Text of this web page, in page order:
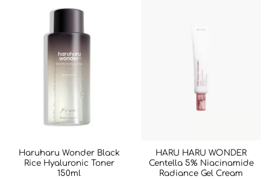
Haruharu Wonder Black
Rice Hyaluronic Toner
150ml
HARU HARU WONDER
Centella 5% Niacinamide
Radiance Gel Cream